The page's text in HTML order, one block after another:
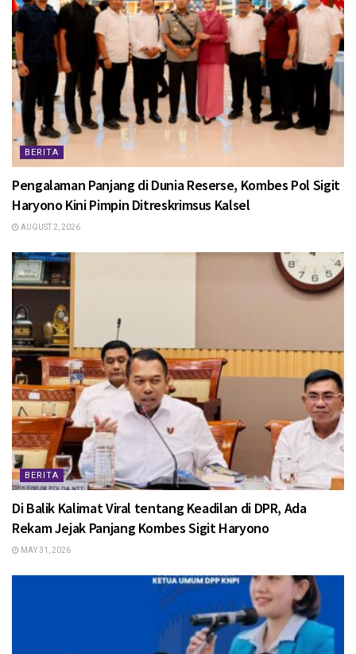
BERITA
Pengalaman Panjang di Dunia Reserse, Kombes Pol Sigit
Haryono Kini Pimpin Ditreskrimsus Kalsel
AUGUST 2, 2026
BERITA
Di Balik Kalimat Viral tentang Keadilan di DPR, Ada
Rekam Jejak Panjang Kombes Sigit Haryono
MAY 31, 2026